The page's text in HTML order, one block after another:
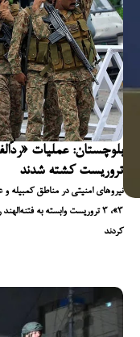
تروریست کشته شدند
نیروهای امنیتی در مناطق کمبیله و
کردند